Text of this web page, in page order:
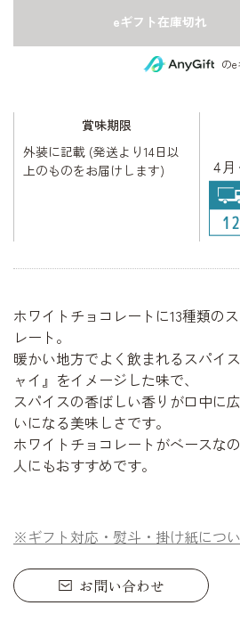
eギフト在庫切れ
の
賞味期限
外装に記載 (発送より14日以
上のものをお届けします)
ホワイトチョコレートに13種類の
レート。
暖かい地方でよく飲まれるスパイ
ャイ』をイメージした味で、
スパイスの香ばしい香りが口中に
いになる美味しさです。
ホワイトチョコレートがベースな
人にもおすすめです。
※ギフト対応・熨斗・掛け紙につ
お問い合わせ